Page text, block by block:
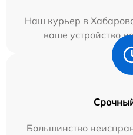
Наш курьер в
ваше устройство
Большинство